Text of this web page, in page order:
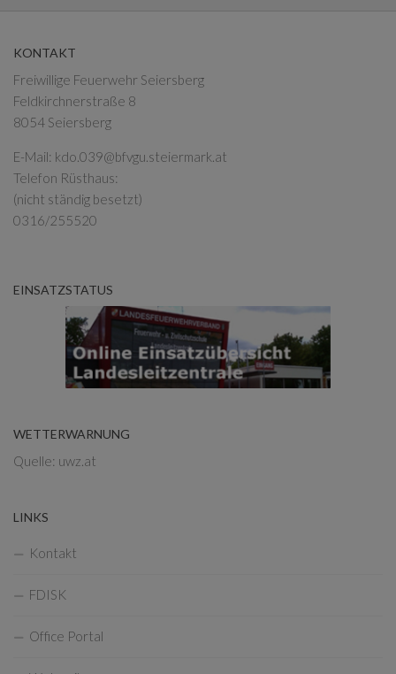
KONTAKT
Freiwillige Feuerwehr Seiersberg
Feldkirchnerstraße 8
8054 Seiersberg
E-Mail: kdo.039@bfvgu.steiermark.at
Telefon Rüsthaus:
(nicht ständig besetzt)
0316/255520
EINSATZSTATUS
WETTERWARNUNG
Quelle: uwz.at
LINKS
Kontakt
FDISK
Office Portal